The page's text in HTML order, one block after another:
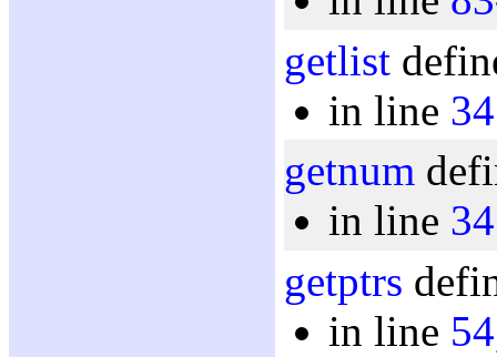
getlist
in line
getnum
in line
getptrs
in line 54